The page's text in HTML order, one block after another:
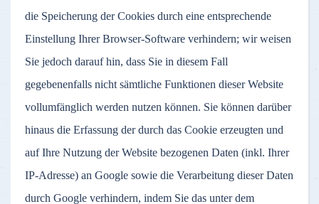
die Speicherung der Cookies durch eine entsprechende
Einstellung Ihrer Browser-Software verhindern; wir weisen
Sie jedoch darauf hin, dass Sie in diesem Fall
gegebenenfalls nicht sämtliche Funktionen dieser Website
vollumfänglich werden nutzen können. Sie können darüber
hinaus die Erfassung der durch das Cookie erzeugten und
auf Ihre Nutzung der Website bezogenen Daten (inkl. Ihrer
IP-Adresse) an Google sowie die Verarbeitung dieser Daten
durch Google verhindern, indem Sie das unter dem